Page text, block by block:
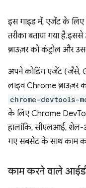
इस गाइड में, एजेंट के
तरीका बताया गया है.
ब्राउज़र को कंट्रोल और
अपने कोडिंग एजेंट (जैसे,
लाइव Chrome
chrome-devtools-
के लिए Chrome
हालांकि, सीएलआई, शेल-
गए सबसेट के साथ काम
काम करने वाले